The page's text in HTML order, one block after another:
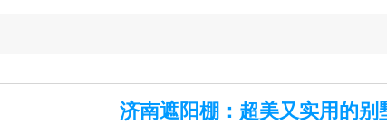
济南遮阳棚：超美又实用的别